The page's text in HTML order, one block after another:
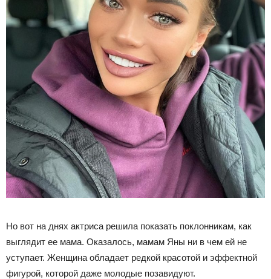
Но вот на днях актриса решила показать поклонникам, как
выглядит ее мама. Оказалось, мамам Яны ни в чем ей не
уступает. Женщина обладает редкой красотой и эффектной
фигурой, которой даже молодые позавидуют.